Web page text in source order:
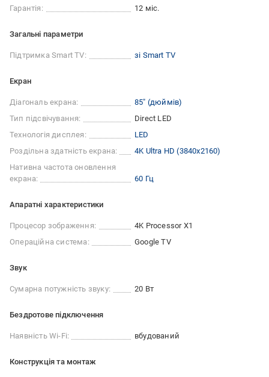
Гарантія: 12 міс.
Загальні параметри
Підтримка Smart TV: зі Smart TV
Екран
Діагональ екрана:
85″ (дюймів)
Тип підсвічування:
Direct LED
Технологія дисплея:
LED
Роздільна здатність екрана:
4K Ultra HD (3840x2160)
Нативна частота оновлення
екрана:
60 Гц
Апаратні характеристики
Процесор зображення:
4K Processor X1
Операційна система:
Google TV
Звук
Сумарна потужність звуку: 20 Вт
Бездротове підключення
Наявність Wi-Fi: вбудований
Конструкція та монтаж